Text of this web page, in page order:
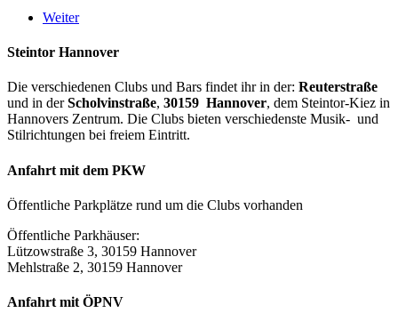
Weiter
Steintor Hannover
Die verschiedenen Clubs und Bars findet ihr in der: Reuterstraße
und in derScholvinstraße, 30159 Hannover, dem Steintor-Kiez in
Hannovers Zentrum. Die Clubs bieten verschiedenste Musik- und
Stilrichtungen bei freiem Eintritt.
Anfahrt mit dem PKW
Öffentliche Parkplätze rund um die Clubs vorhanden
Öffentliche Parkhäuser:
Lützowstraße 3, 30159 Hannover
Mehlstraße 2, 30159 Hannover
Anfahrt mit ÖPNV